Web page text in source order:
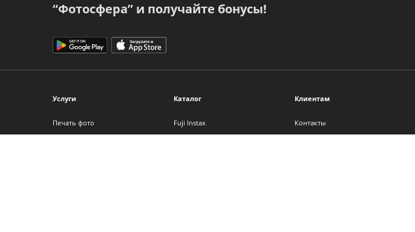
“Фотосфера” и получайте бонусы!
Услуги
Печать фото
Каталог
Fuji Instax
Клиентам
Контакты